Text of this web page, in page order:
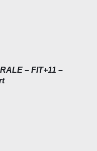
– FIT+11 –